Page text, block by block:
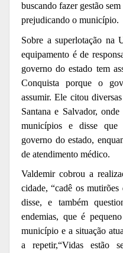
buscando fazer gestão
prejudicando o município.
Sobre a superlotação na
equipamento é de
governo do estado tem
Conquista porque o
assumir. Ele citou
Santana e Salvador,
municípios e disse que
governo do estado,
de atendimento médico.
Valdemir cobrou a
cidade, “cadê os
disse, e também
endemias, que é
município e a situação
a repetir,“Vidas estão